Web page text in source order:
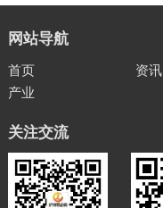
网站导航
首页 资讯
产业
关注交流